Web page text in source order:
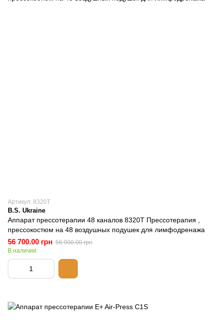
Артикул: 8320Т
B.S. Ukraine
Аппарат прессотерапии 48 каналов 8320Т Прессотерапия ,
прессокостюм на 48 воздушных подушек для лимфодренажа
56 700.00 грн 56 900.00 грн
В наличии